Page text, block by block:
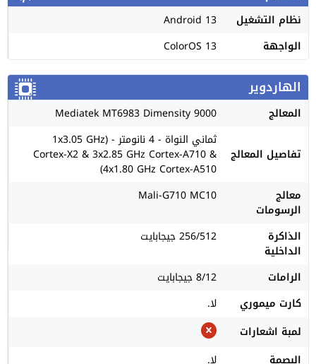
نظام التشغيل
Android 13
الواجهة
ColorOS 13
الهاردوير
المعالج Mediatek MT6983 Dimensity 9000
تفاصيل المعالج
ثماني النواة - 4 نانومتر - (1x3.05 GHz
Cortex-X2 & 3x2.85 GHz Cortex-A710 &
4x1.80 GHz Cortex-A510)
معالج
الرسومات
Mali-G710 MC10
الذاكرة
الداخلية
256/512 جيجابايت
الرامات
8/12 جيجابايت
كارت ميموري
لا.
لمبة اشعارات
البصمة
لا.